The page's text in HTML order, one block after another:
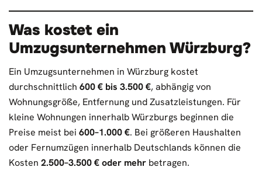
Was kostet ein
Umzugsunternehmen Würzburg?
Ein Umzugsunternehmen in Würzburg kostet
durchschnittlich 600 € bis 3.500 €, abhängig von
Wohnungsgröße, Entfernung und Zusatzleistungen. Für
kleine Wohnungen innerhalb Würzburgs beginnen die
Preise meist bei 600–1.000 €. Bei größeren Haushalten
oder Fernumzügen innerhalb Deutschlands können die
Kosten 2.500–3.500 € oder mehr betragen.